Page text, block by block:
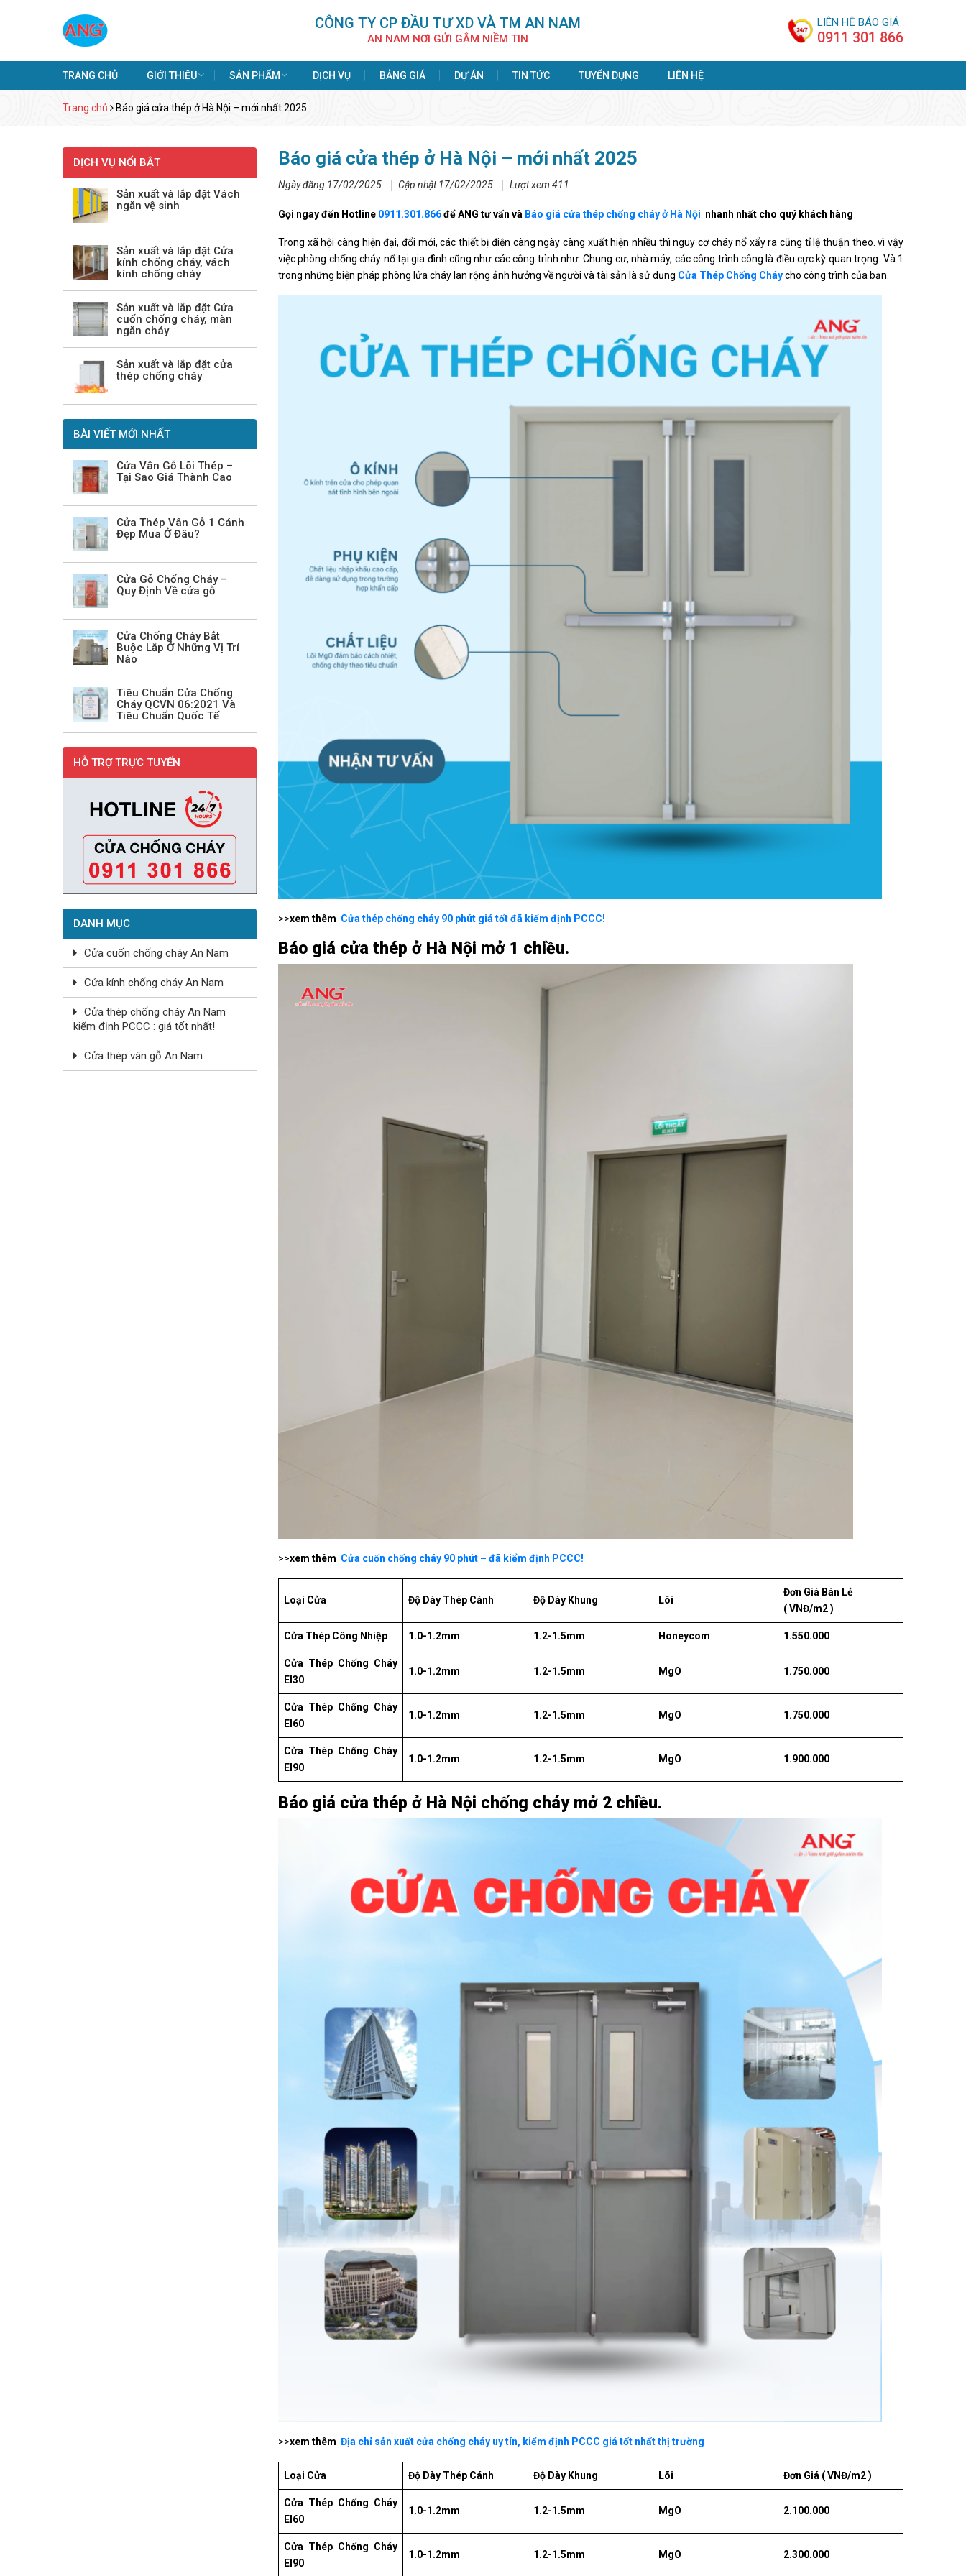
CÔNG TY CP ÐẦU TƯ XD VÀ TM AN NAM
AN NAM NƠI GỬI GẮM NIỀM TIN
LIÊN HỆ BÁO GIÁ
0911 301 866
TRANG CHỦ GIỚI THIỆU SẢN PHẨM DỊCH VỤ BẢNG GIÁ DỰ ÁN TIN TỨC TUYỂN DỤNG LIÊN HỆ
Trang chủ Báo giá cửa thép ở Hà Nội – mới nhất 2025
DỊCH VỤ NỔI BẬT
Sản xuất và lắp đặt Vách
ngăn vệ sinh
Sản xuất và lắp đặt Cửa
kính chống cháy, vách
kính chống cháy
Sản xuất và lắp đặt Cửa
cuốn chống cháy, màn
ngăn cháy
Sản xuất và lắp đặt cửa
thép chống cháy
BÀI VIẾT MỚI NHẤT
Cửa Vân Gỗ Lõi Thép –
Tại Sao Giá Thành Cao
Cửa Thép Vân Gỗ 1 Cánh
Đẹp Mua Ở Đâu?
Cửa Gỗ Chống Cháy –
Quy Định Về cửa gỗ
Cửa Chống Cháy Bắt
Buộc Lắp Ở Những Vị Trí
Nào
Tiêu Chuẩn Cửa Chống
Cháy QCVN 06:2021 Và
Tiêu Chuẩn Quốc Tế
HỖ TRỢ TRỰC TUYẾN
DANH MỤC
Cửa cuốn chống cháy An Nam
Cửa kính chống cháy An Nam
Cửa thép chống cháy An Nam
kiểm định PCCC : giá tốt nhất!
Cửa thép vân gỗ An Nam
Báo giá cửa thép ở Hà Nội – mới nhất 2025
Ngày đăng 17/02/2025 Cập nhật 17/02/2025 Lượt xem 411
Gọi ngay đến Hotline 0911.301.866để ANG tư vấn và Báo giá cửa thép chống cháy ở Hà Nội nhanh nhất cho quý khách hàng
Trong xã hội càng hiện đại, đổi mới, các thiết bị điện càng ngày càng xuất hiện nhiều thì nguy cơ cháy nổ xẩy ra cũng tỉ lệ thuận theo. vì vậy
việc phòng chống cháy nổ tại gia đình cũng như các công trình như: Chung cư, nhà máy, các công trình công là điều cực kỳ quan trọng. Và 1
trong những biện pháp phòng lửa cháy lan rộng ảnh hưởng về người và tài sản là sử dụng Cửa Thép Chống Cháycho công trình của bạn.
>>xem thêm Cửa thép chống cháy 90 phút giá tốt đã kiểm định PCCC!
Báo giá cửa thép ở Hà Nội mở 1 chiều.
>>xem thêm Cửa cuốn chống cháy 90 phút – đã kiểm định PCCC!
Loại Cửa Độ Dày Thép Cánh Độ Dày Khung Lõi
Đơn Giá Bán Lẻ
( VNĐ/m2 )
Cửa Thép Công Nhiệp 1.0-1.2mm 1.2-1.5mm Honeycom 1.550.000
Cửa Thép Chống Cháy
EI30
1.0-1.2mm 1.2-1.5mm MgO 1.750.000
Cửa Thép Chống Cháy
EI60
1.0-1.2mm 1.2-1.5mm MgO 1.750.000
Cửa Thép Chống Cháy
EI90
1.0-1.2mm 1.2-1.5mm MgO 1.900.000
Báo giá cửa thép ở Hà Nội chống cháy mở 2 chiều.
>>xem thêm Địa chỉ sản xuất cửa chống cháy uy tín, kiểm định PCCC giá tốt nhất thị trường
Loại Cửa Độ Dày Thép Cánh Độ Dày Khung Lõi Đơn Giá ( VNĐ/m2 )
Cửa Thép Chống Cháy
EI60
1.0-1.2mm 1.2-1.5mm MgO 2.100.000
Cửa Thép Chống Cháy
EI90
1.0-1.2mm 1.2-1.5mm MgO 2.300.000